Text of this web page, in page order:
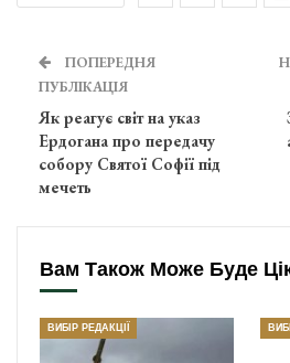
ПОПЕРЕДНЯ
ПУБЛІКАЦІЯ
Як реагує світ на указ
Ердогана про передачу
собору Святої Софії під
мечеть
Вам Також Може Буде
ВИБІР РЕДАКЦІЇ